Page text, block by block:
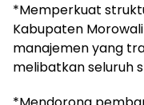
*Memperkuat
Kabupaten
manajemen yang
melibatkan seluruh